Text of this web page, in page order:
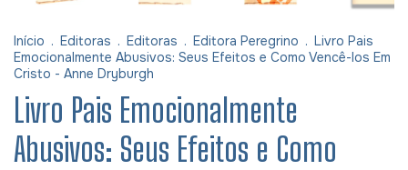
Início . Editoras . Editoras . Editora Peregrino . Livro Pais
Emocionalmente Abusivos: Seus Efeitos e Como Vencê-los Em
Cristo - Anne Dryburgh
Livro Pais Emocionalmente
Abusivos: Seus Efeitos e Como